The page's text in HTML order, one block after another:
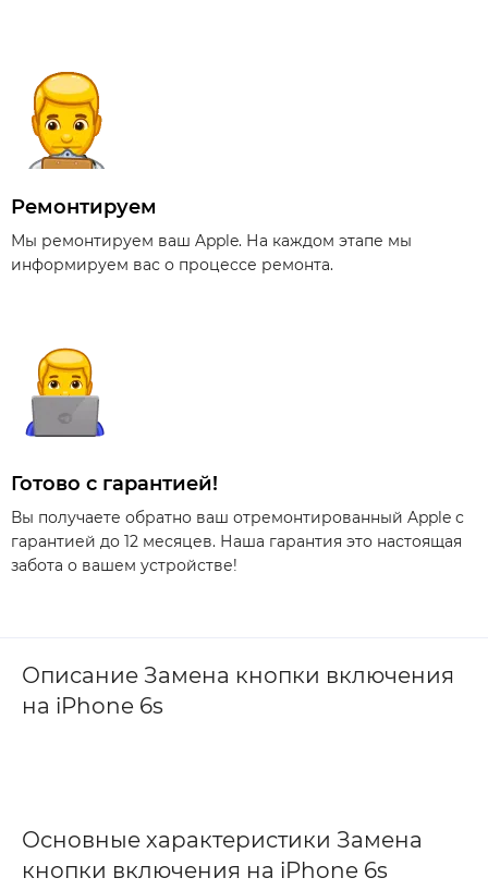
Ремонтируем
Мы ремонтируем ваш Apple. На каждом этапе мы
информируем вас о процессе ремонта.
Готово с гарантией!
Вы получаете обратно ваш отремонтированный Apple с
гарантией до 12 месяцев. Наша гарантия это настоящая
забота о вашем устройстве!
Описание Замена кнопки включения
на iPhone 6s
Основные характеристики Замена
кнопки включения на iPhone 6s